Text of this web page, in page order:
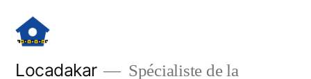
contenu
Locadakar
Spécialiste de la